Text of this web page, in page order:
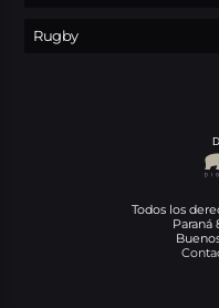
Rugby
Todos los
Paraná